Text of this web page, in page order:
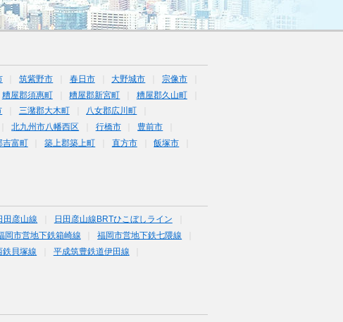
筑紫野市 春日市 大野城市
宗像市
糟屋郡須惠町 糟屋郡新宮町
糟屋郡久山町
三潴郡大木町
八女郡広川町
北九州市八幡西区 行橋市
豊前市
吉富町 築上郡築上町 直方市
飯塚市
田彦山線
日田彦山線BRTひこぼしライン
岡市営地下鉄箱崎線
福岡市営地下鉄七隈線
鉄貝塚線
平成筑豊鉄道伊田線